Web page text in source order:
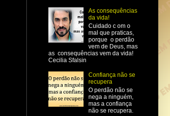
As consequências
da vida!
Cuidado c om o
mal que praticas,
porque o perdão
vem de Deus, mas
as consequências vem da vida!
Cecilia Sfalsin
Confiança não se
recupera
O perdão não se
nega a ninguém,
mas a confiança
não se recupera.